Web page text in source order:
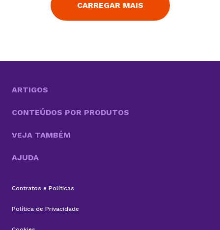
CARREGAR MAIS
ARTIGOS
CONTEÚDOS POR PRODUTOS
VEJA TAMBÉM
AJUDA
Contratos e Políticas
Política de Privacidade